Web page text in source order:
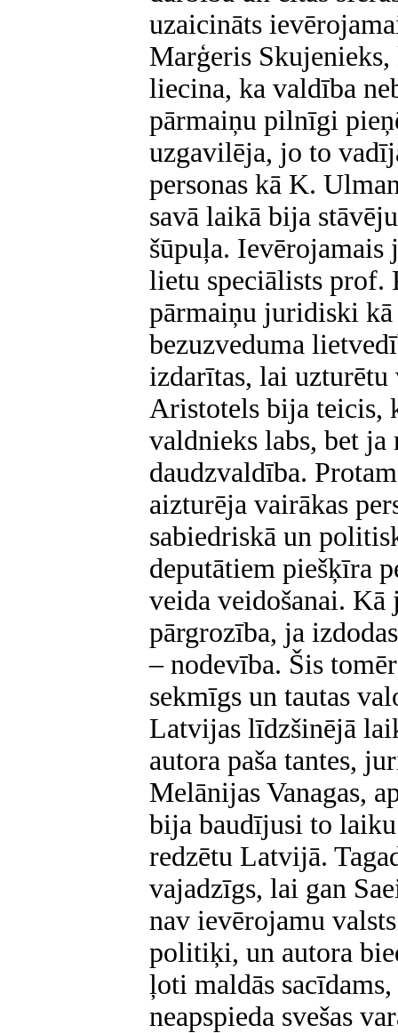
uzaicināts
Marģeris Skujenieks,
liecina, ka valdība
pārmaiņu pilnīgi
uzgavilēja, jo to
personas kā K.
savā laikā bija
šūpuļa.
lietu speciālists prof.
pārmaiņu juridiski
bezuzveduma
izdarītas, lai
Aristotels bija teicis,
valdnieks labs, bet ja
daudzvaldība.
aizturēja vairākas
sabiedriskā un
deputātiem piešķīra
veida veidošanai.
pārgrozība, ja
– nodevība. Šis
sekmīgs un tautas
Latvijas līdzšinējā
autora paša tantes,
Melānijas Vanagas,
bija baudījusi to
redzētu Latvijā.
vajadzīgs, lai gan
nav ievērojamu
politiķi, un autora
ļoti maldās
neapspieda svešas